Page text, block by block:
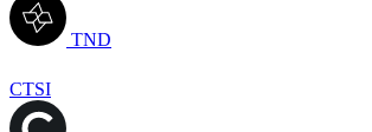
TND
CTSI